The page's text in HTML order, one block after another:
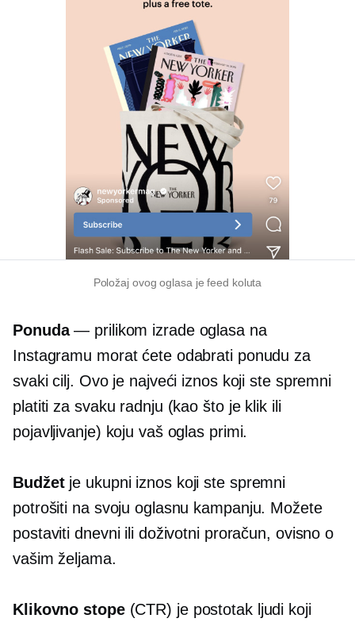
Položaj ovog oglasa je feed koluta
Ponuda— prilikom izrade oglasa na
Instagramu morat ćete odabrati ponudu za
svaki cilj. Ovo je najveći iznos koji ste spremni
platiti za svaku radnju (kao što je klik ili
pojavljivanje) koju vaš oglas primi.
Budžetje ukupni iznos koji ste spremni
potrošiti na svoju oglasnu kampanju. Možete
postaviti dnevni ili doživotni proračun, ovisno o
vašim željama.
Klikovno stope(CTR) je postotak ljudi koji